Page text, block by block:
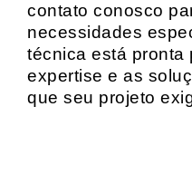
contato conosco
necessidades
técnica está pronta
expertise e as
que seu projeto